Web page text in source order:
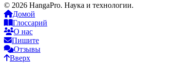
© 2026 HangaPro. Наука и технологии.
Домой
Глоссарий
О нас
Пишите
Отзывы
Вверх